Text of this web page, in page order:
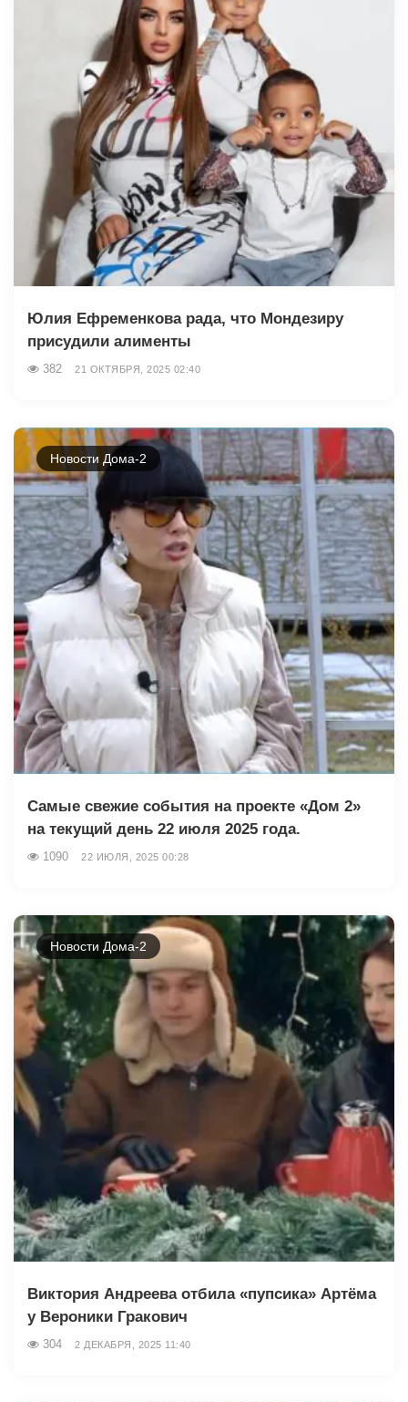
Юлия Ефременкова рада, что Мондезиру
присудили алименты
382 21 ОКТЯБРЯ, 2025 02:40
Новости Дома-2
Самые свежие события на проекте «Дом 2»
на текущий день 22 июля 2025 года.
1090 22 ИЮЛЯ, 2025 00:28
Новости Дома-2
Виктория Андреева отбила «пупсика» Артёма
у Вероники Гракович
304 2 ДЕКАБРЯ, 2025 11:40